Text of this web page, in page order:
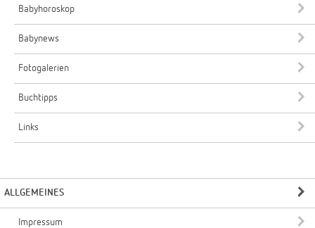
Babyhoroskop
Babynews
Fotogalerien
Buchtipps
Links
ALLGEMEINES
Impressum